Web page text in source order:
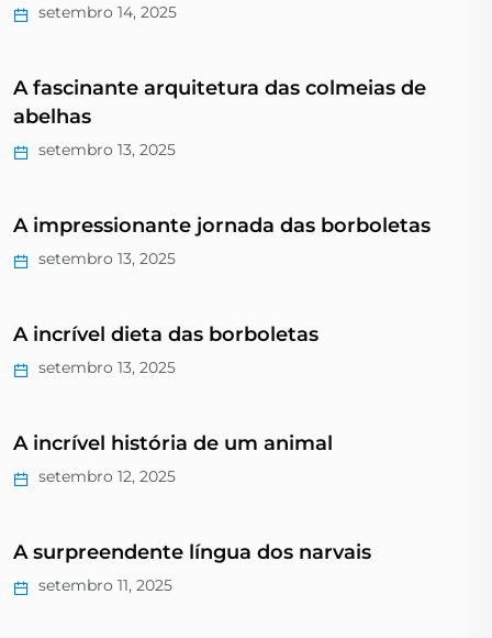
setembro 14, 2025
A fascinante arquitetura das colmeias de
abelhas
setembro 13, 2025
A impressionante jornada das borboletas
setembro 13, 2025
A incrível dieta das borboletas
setembro 13, 2025
A incrível história de um animal
setembro 12, 2025
A surpreendente língua dos narvais
setembro 11, 2025